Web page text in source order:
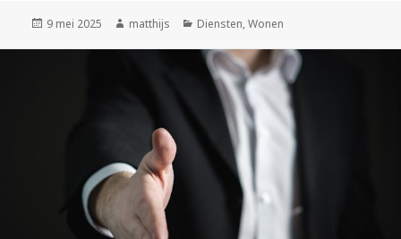
Geplaatst
9 mei 2025 Auteur
matthijs Categorieën
Diensten,Wonen